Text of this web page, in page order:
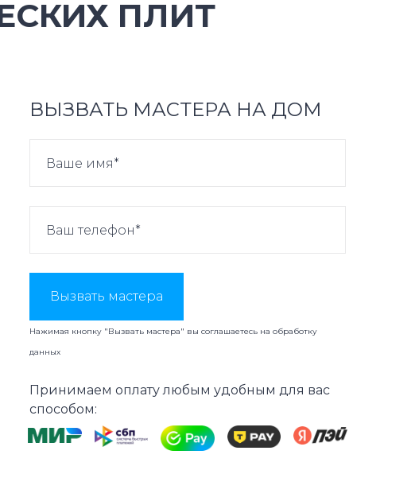
ПЛИТ
ВЫЗВАТЬ МАСТЕРА НА ДОМ
Вызвать мастера
Нажимая кнопку "Вызвать мастера" вы соглашаетесь наобработку
данных
Принимаем оплату любым удобным для вас
способом: